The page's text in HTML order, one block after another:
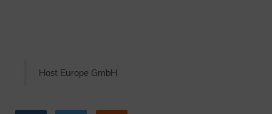
Host Europe GmbH